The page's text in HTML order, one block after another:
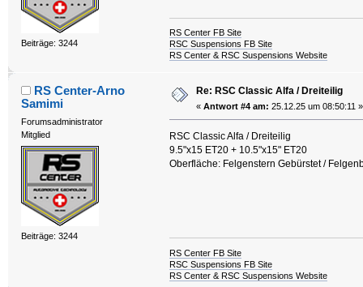
Beiträge: 3244
RS Center FB Site
RSC Suspensions FB Site
RS Center & RSC Suspensions Website
RS Center-Arno
Samimi
Forumsadministrator
Mitglied
Beiträge: 3244
Re: RSC Classic Alfa / Dreiteilig
« Antwort #4 am: 25.12.25 um 08:50:11 »
RSC Classic Alfa / Dreiteilig
9.5"x15 ET20 + 10.5"x15" ET20
Oberfläche: Felgenstern Gebürstet /
RS Center FB Site
RSC Suspensions FB Site
RS Center & RSC Suspensions Website